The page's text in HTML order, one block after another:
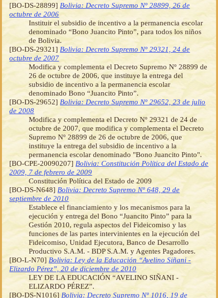
[BO-DS-28899] Bolivia: Decreto Supremo Nº 28899, 26 de
octubre de 2006
Instituir el subsidio de incentivo a la permanencia escolar
denominado “Bono Juancito Pinto”, para todos los niños
de Bolivia.
[BO-DS-29321] Bolivia: Decreto Supremo Nº 29321, 24 de
octubre de 2007
Modifica y complementa el Decreto Supremo Nº 28899 de
26 de octubre de 2006, que instituye la entrega del
subsidio de incentivo a la permanencia escolar
denominado Bono “Juancito Pinto”.
[BO-DS-29652] Bolivia: Decreto Supremo Nº 29652, 23 de julio
de 2008
Modifica y complementa el Decreto Nº 29321 de 24 de
octubre de 2007, que modifica y complementa el Decreto
Supremo Nº 28899 de 26 de octubre de 2006, que
instituye la entrega del subsidio de incentivo a la
permanencia escolar denominado "Bono Juancito Pinto".
[BO-CPE-20090207] Bolivia: Constitución Política del Estado de
2009, 7 de febrero de 2009
Constitución Política del Estado de 2009
[BO-DS-N648] Bolivia: Decreto Supremo Nº 648, 29 de
septiembre de 2010
Establece el financiamiento y los mecanismos para la
ejecución y entrega del Bono “Juancito Pinto” para la
Gestión 2010, regula aspectos del Fideicomiso y las
funciones de las partes intervinientes en la ejecución del
Fideicomiso, Unidad Ejecutora, Banco de Desarrollo
Productivo S.A.M. - BDP S.A.M. y Agentes Pagadores.
[BO-L-N70]Bolivia: Ley de la Educación “Avelino Siñani -
Elizardo Pérez”, 20 de diciembre de 2010
LEY DE LA EDUCACIÓN “AVELINO SIÑANI -
ELIZARDO PÉREZ”.
[BO-DS-N1016] Bolivia: Decreto Supremo Nº 1016, 19 de